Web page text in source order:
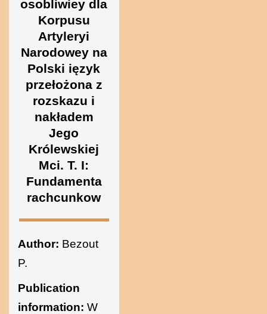
osobliwiey dla
Korpusu
Artyleryi
Narodowey na
Polski ięzyk
przełożona z
rozskazu i
nakładem
Jego
Królewskiej
Mci. T. I:
Fundamenta
rachcunkow
Author: Bezout
P.
Publication
information: W